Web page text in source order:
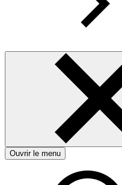
Ouvrir le menu